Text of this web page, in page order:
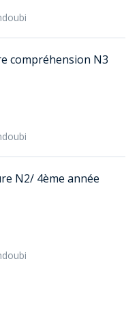
compréhension N3
N2/ 4ème année